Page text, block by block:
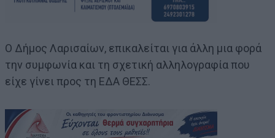
Ο Δήμος Λαρισαίων, επικαλείται για άλλη μια φορά
την συμφωνία και τη σχετική αλληλογραφία που
είχε γίνει προς τη ΕΔΑ ΘΕΣΣ.